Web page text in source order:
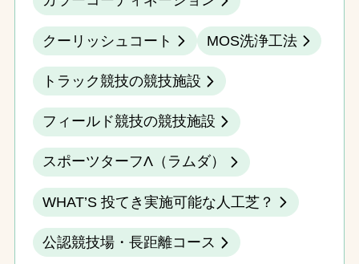
クーリッシュコート MOS洗浄工法
トラック競技の競技施設
フィールド競技の競技施設
スポーツターフΛ（ラムダ）
WHAT’S 投てき実施可能な人工芝？
公認競技場・長距離コース